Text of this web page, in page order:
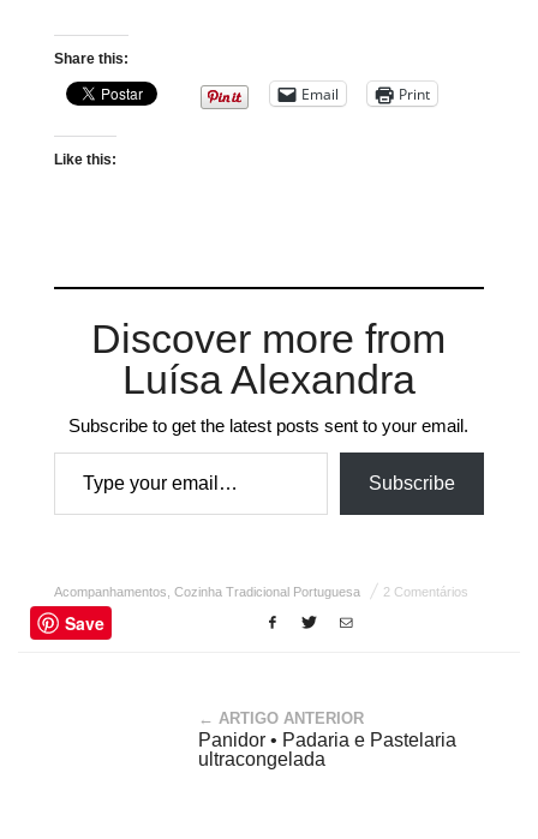
Share this:
Email Print
Like this:
Discover more from
Luísa Alexandra
Subscribe to get the latest posts sent to your email.
Type your email…
Subscribe
Acompanhamentos Cozinha Tradicional Portuguesa 2 Comentários
Save
← ARTIGO ANTERIOR
Panidor • Padaria e Pastelaria
ultracongelada